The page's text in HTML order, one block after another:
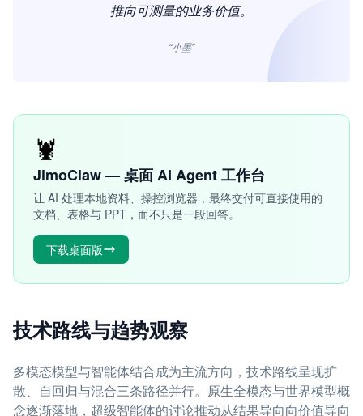
推向可测量的业务价值。
“小墨”
🦞
JimoClaw — 桌面 AI Agent 工作台
让 AI 处理本地资料、操控浏览器，最终交付可直接使用的
文档、表格与 PPT，而不只是一段回答。
下载桌面版
技术路线与趋势观察
多模态模型与智能体结合成为主流方向，技术路线呈现扩
散、自回归与混合三条路径并行。原生全模态与世界模型概
念逐渐落地，超级智能体的讨论推动从结果导向向价值导向